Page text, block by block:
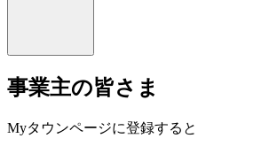
事業主の皆さま
Myタウンページに登録すると